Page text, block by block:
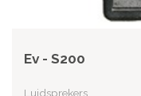
Ev - S200
Luidsprekers